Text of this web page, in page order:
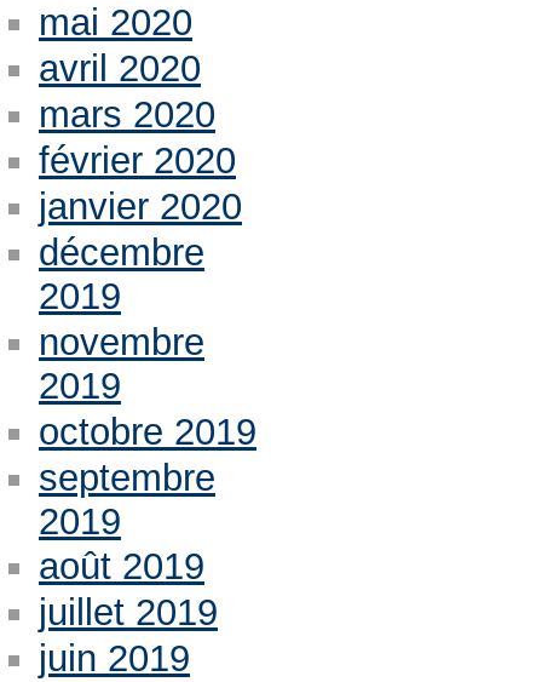
mai 2020
avril 2020
mars 2020
février 2020
janvier 2020
décembre
2019
novembre
2019
octobre 2019
septembre
2019
août 2019
juillet 2019
juin 2019